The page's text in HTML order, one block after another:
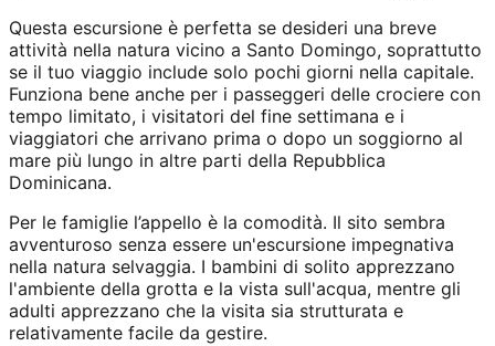
Questa escursione è perfetta se desideri una breve
attività nella natura vicino a Santo Domingo, soprattutto
se il tuo viaggio include solo pochi giorni nella capitale.
Funziona bene anche per i passeggeri delle crociere con
tempo limitato, i visitatori del fine settimana e i
viaggiatori che arrivano prima o dopo un soggiorno al
mare più lungo in altre parti della Repubblica
Dominicana.
Per le famiglie l’appello è la comodità. Il sito sembra
avventuroso senza essere un'escursione impegnativa
nella natura selvaggia. I bambini di solito apprezzano
l'ambiente della grotta e la vista sull'acqua, mentre gli
adulti apprezzano che la visita sia strutturata e
relativamente facile da gestire.